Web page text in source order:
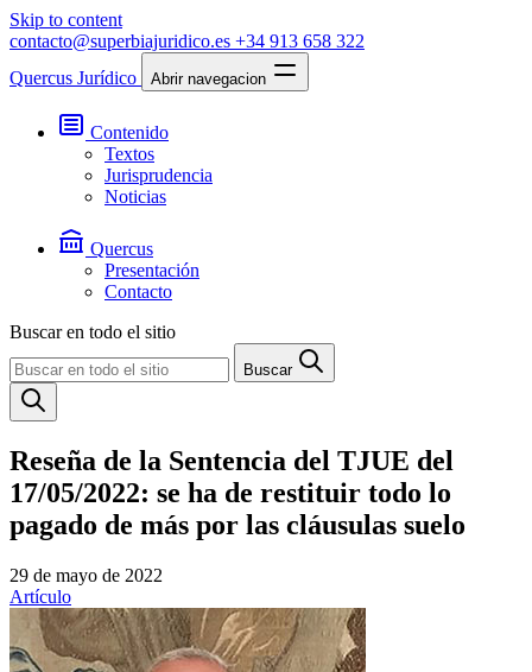
Skip to content
contacto@superbiajuridico.es +34 913 658 322
Quercus Jurídico
Abrir navegacion
Contenido
Textos
Jurisprudencia
Noticias
Quercus
Presentación
Contacto
Buscar en todo el sitio
Buscar
Reseña de la Sentencia del TJUE del
17/05/2022: se ha de restituir todo lo
pagado de más por las cláusulas suelo
29 de mayo de 2022
Artículo